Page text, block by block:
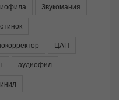
Звукомания
ЦАП
аудиофил